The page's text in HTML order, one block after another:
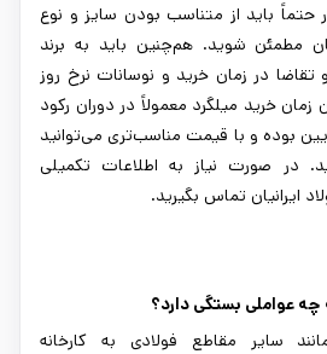
حتماً باید از متناسب بودن سایز و نوع
مطمئن شوید. هم‌چنین باید به برند
تقاضا در زمان خرید و نوسانات نرخ روز
زمان خرید میلگرد معمولاً در دوران رکود
بوده و با قیمت مناسب‌تری می‌توانید
در صورت نیاز به اطلاعات تکمیلی
ایرانیان تماس بگیرید.
سایر مقاطع فولادی به کارخانه